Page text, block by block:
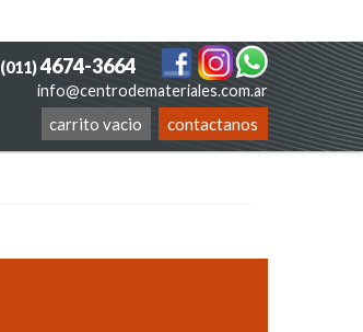
info@centrodemateriales.com.ar
(011)4674-3664
contactanos
carrito vacio